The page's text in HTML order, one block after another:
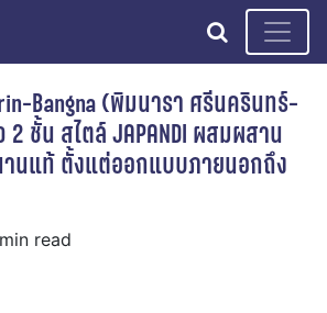
search
Bangna (พิมนารา ศรีนครินทร์-
ชั้น สไตล์ JAPANDI ผสมผสาน
นแท้ ตั้งแต่ออกแบบภายนอกถึง
read